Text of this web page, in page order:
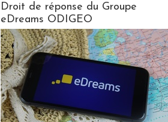
Droit de réponse du Groupe
eDreams ODIGEO